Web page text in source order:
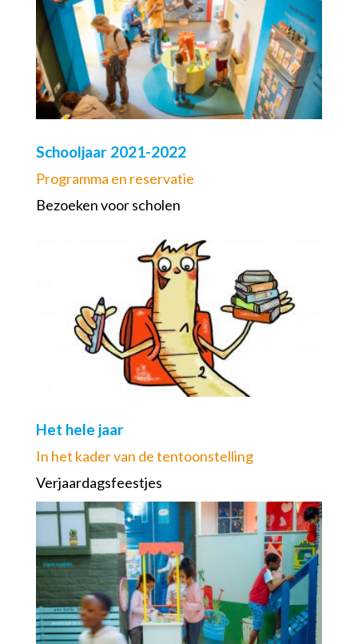
Schooljaar 2021-2022
Programma en reservatie
Bezoeken voor scholen
Het hele jaar
In het kader van de tentoonstelling
Verjaardagsfeestjes